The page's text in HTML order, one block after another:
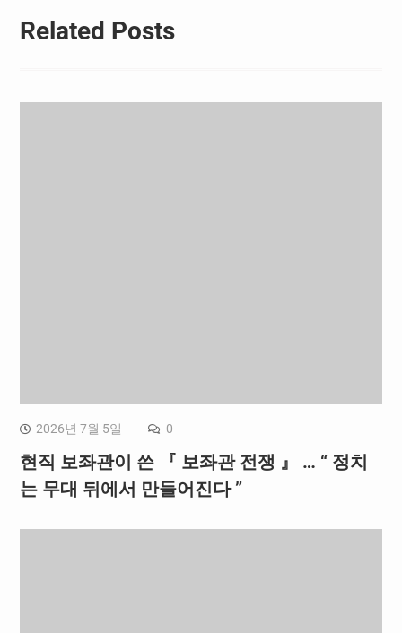
Related Posts
2026년 7월 5일 0
현직 보좌관이 쓴 『 보좌관 전쟁 』 … “ 정치
는 무대 뒤에서 만들어진다 ”